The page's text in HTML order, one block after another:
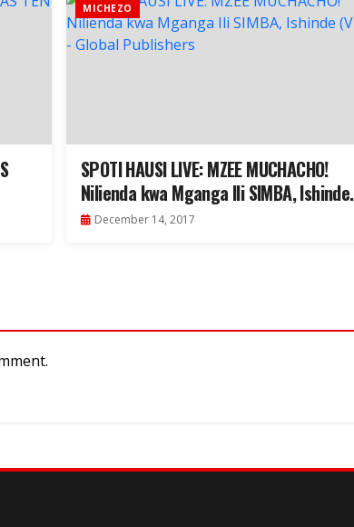
MICHEZO
SPOTI HAUSI LIVE: MZEE MUCHACHO!
Nilienda kwa Mganga Ili SIMBA, Ishinde
(Video)
December 14, 2017